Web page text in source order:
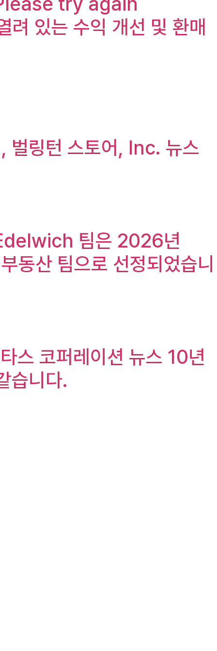
있는 수익 개선 및 환매
링턴 스토어, Inc. 뉴스
팀은 2026년
동산 팀으로 선정되었습니
코퍼레이션 뉴스 10년
습니다.